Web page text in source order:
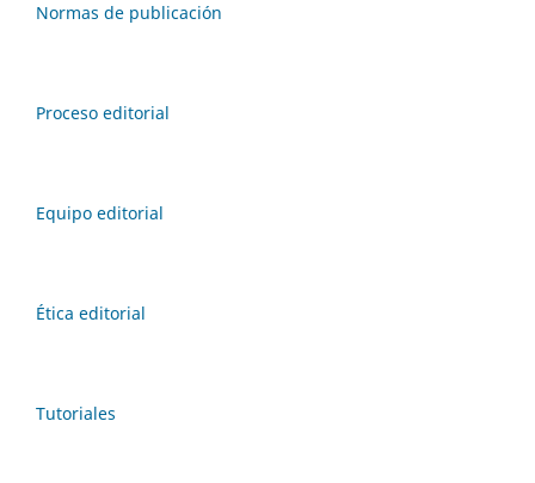
Normas de publicación
Proceso editorial
Equipo editorial
Ética editorial
Tutoriales